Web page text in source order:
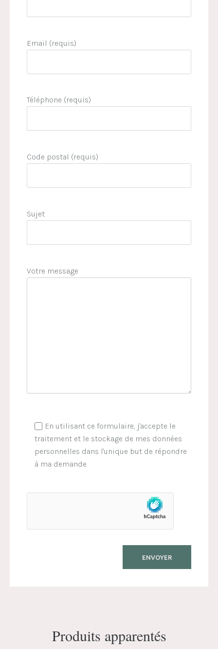
Email (requis)
Téléphone (requis)
Code postal (requis)
Sujet
Votre message
En utilisant ce formulaire, j'accepte le
traitement et le stockage de mes données
personnelles dans l'unique but de répondre
à ma demande.
Produits apparentés